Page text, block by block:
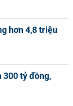
hơn 4,8 triệu
300 tỷ đồng,